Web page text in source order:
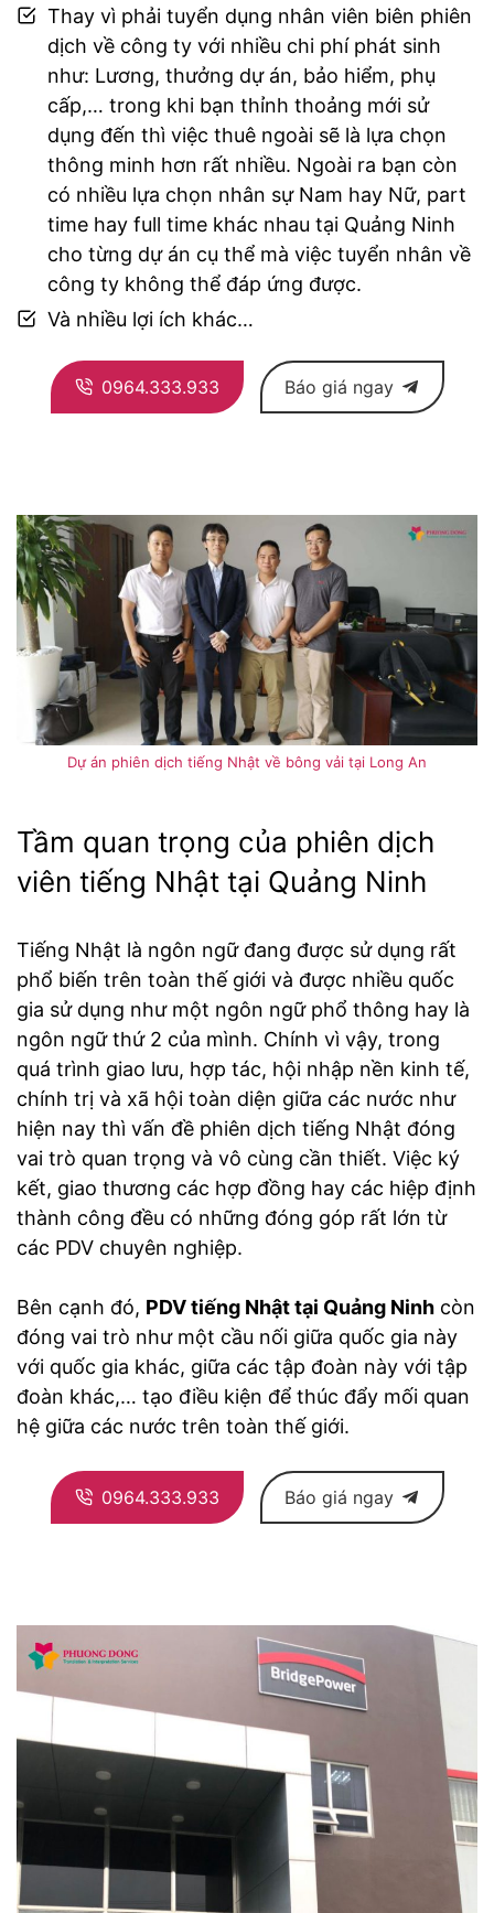
Thay vì phải tuyển dụng nhân viên biên phiên
dịch về công ty với nhiều chi phí phát sinh
như: Lương, thưởng dự án, bảo hiểm, phụ
cấp,… trong khi bạn thỉnh thoảng mới sử
dụng đến thì việc thuê ngoài sẽ là lựa chọn
thông minh hơn rất nhiều. Ngoài ra bạn còn
có nhiều lựa chọn nhân sự Nam hay Nữ, part
time hay full time khác nhau tại Quảng Ninh
cho từng dự án cụ thể mà việc tuyển nhân về
công ty không thể đáp ứng được.
Và nhiều lợi ích khác…
0964.333.933 Báo giá ngay
Dự án phiên dịch tiếng Nhật về bông vải tại Long An
Tầm quan trọng của phiên dịch
viên tiếng Nhật tại Quảng Ninh
Tiếng Nhật là ngôn ngữ đang được sử dụng rất
phổ biến trên toàn thế giới và được nhiều quốc
gia sử dụng như một ngôn ngữ phổ thông hay là
ngôn ngữ thứ 2 của mình. Chính vì vậy, trong
quá trình giao lưu, hợp tác, hội nhập nền kinh tế,
chính trị và xã hội toàn diện giữa các nước như
hiện nay thì vấn đề phiên dịch tiếng Nhật đóng
vai trò quan trọng và vô cùng cần thiết. Việc ký
kết, giao thương các hợp đồng hay các hiệp định
thành công đều có những đóng góp rất lớn từ
các PDV chuyên nghiệp.
Bên cạnh đó, PDV tiếng Nhật tại Quảng Ninh còn
đóng vai trò như một cầu nối giữa quốc gia này
với quốc gia khác, giữa các tập đoàn này với tập
đoàn khác,… tạo điều kiện để thúc đẩy mối quan
hệ giữa các nước trên toàn thế giới.
0964.333.933 Báo giá ngay